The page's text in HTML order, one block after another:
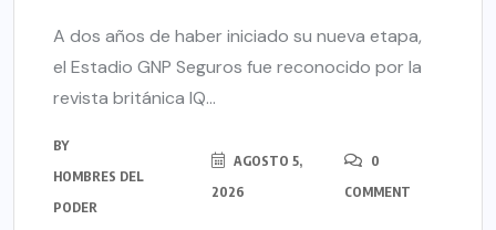
A dos años de haber iniciado su nueva etapa,
el Estadio GNP Seguros fue reconocido por la
revista británica IQ...
BY
HOMBRES DEL
PODER
AGOSTO 5,
2026
0
COMMENT